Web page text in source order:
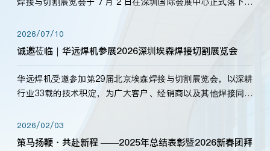
标准，持之以恒研发新产品、新技术。新老客户、行业伙伴、
海内外客户为目睹公司发布的新产…
2026/07/10
诚邀莅临｜华远焊机参展2026深圳埃森焊接切割展览会
华远焊机受邀参加第29届北京埃森焊接与切割展览会，以深耕
行业33载的技术积淀，为广大客户、经销商以及其他焊接同仁
2026/02/03
策马扬鞭・共赴新程 ——2025年总结表彰暨2026新春团拜